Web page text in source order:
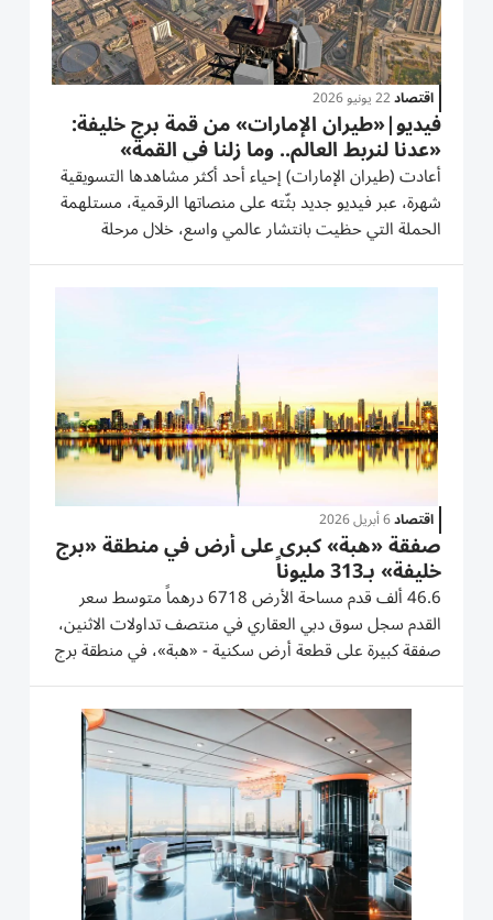
اقتصاد22 يونيو 2026
فيديو|«طيران الإمارات» من قمة برج خليفة:
«عدنا لنربط العالم.. وما زلنا في القمة»
أعادت (طيران الإمارات) إحياء أحد أكثر مشاهدها التسويقية
شهرة، عبر فيديو جديد بثّته على منصاتها الرقمية، مستلهمة
الحملة التي حظيت بانتشار عالمي واسع، خلال مرحلة
استئناف السفر بعد جائحة (كوفيد-19)، تحت شعار: (عدنا
لنربط العالم.. وما زلنا في القمة). ويُظهر الفيديو إحدى أفراد
اقتصاد6 أبريل 2026
صفقة «هبة» كبرى على أرض في منطقة «برج
خليفة» بـ313 مليوناً
46.6 ألف قدم مساحة الأرض 6718 درهماً متوسط سعر
القدم سجل سوق دبي العقاري في منتصف تداولات الاثنين،
صفقة كبيرة على قطعة أرض سكنية - «هبة»، في منطقة برج
خليفة، بقيمة 313.12 مليون درهم. وبحسب تطبيق «دبي
ريست»، تبلغ مساحة الأرض 46.6 ألف قدم مربعة، بمتوسط
6718 درهماً للقدم. وفي مبيعات...